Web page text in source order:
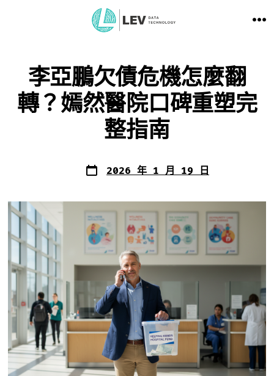
李亞鵬欠債危機怎麼翻
轉？嫣然醫院口碑重塑完
整指南
發
表 2026 年 1 月 19 日